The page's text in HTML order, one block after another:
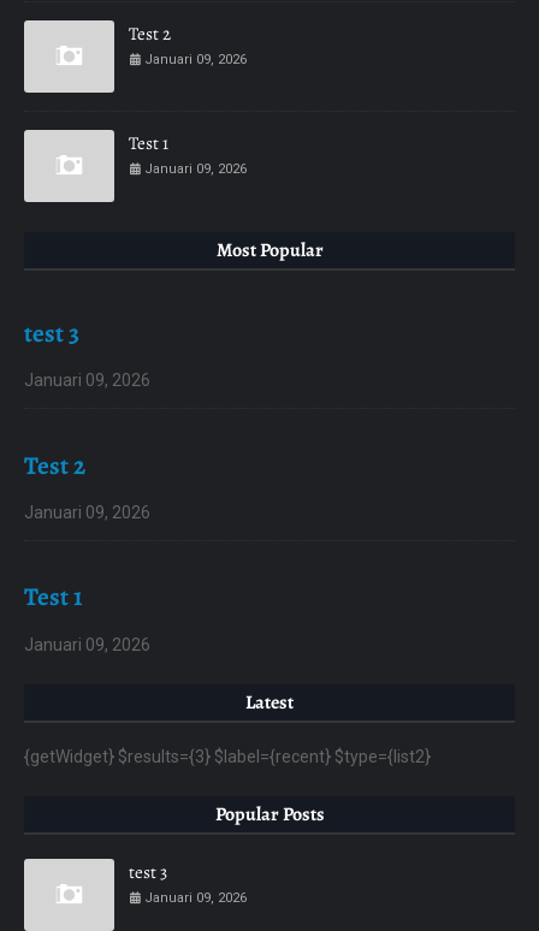
Test 2
Januari 09, 2026
Test 1
Januari 09, 2026
Most Popular
test 3
Januari 09, 2026
Test 2
Januari 09, 2026
Test 1
Januari 09, 2026
Latest
{getWidget} $results={3} $label={recent} $type={list2}
Popular Posts
test 3
Januari 09, 2026